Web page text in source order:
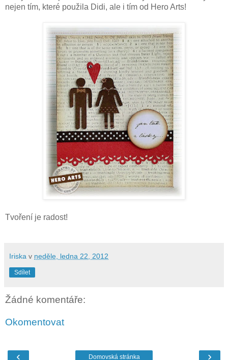
nejen tím, které použila Didi, ale i tím od Hero Arts!
Tvoření je radost!
Iriska v neděle, ledna 22, 2012
Sdílet
Žádné komentáře:
Okomentovat
‹ ›
Domovská stránka